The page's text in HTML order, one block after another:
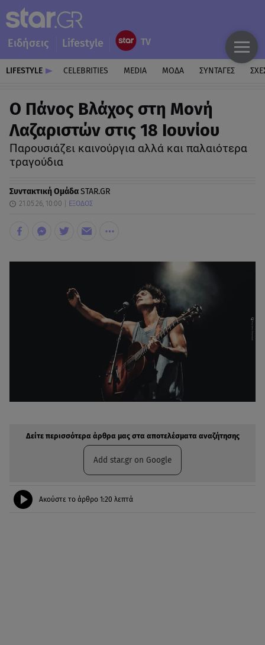
Ειδήσεις Lifestyle
LIFESTYLE CELEBRITIES MEDIA ΜΟΔΑ ΣΥΝΤΑΓΕΣ
Ο Πάνος Βλάχος στη Μονή
Λαζαριστών στις 18 Ιουνίου
Παρουσιάζει καινούργια αλλά και παλαιότερα
τραγούδια
Συντακτική ΟμάδαSTAR.GR
21.05.26, 10:00 ΕΞΟΔΟΣ
Δείτε περισσότερα άρθρα μας στα αποτελέσματα αναζήτησης
Add star.gr on Google
Ακούστε το άρθρο 1:20 λεπτά